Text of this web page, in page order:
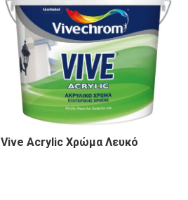
Vive Acrylic Χρώμα Λευκό